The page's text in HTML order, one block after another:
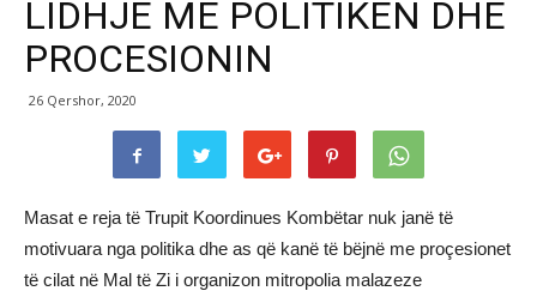
LIDHJE ME POLITIKËN DHE
PROCESIONIN
26 Qershor, 2020
Masat e reja të Trupit Koordinues Kombëtar nuk janë të
motivuara nga politika dhe as që kanë të bëjnë me proçesionet
të cilat në Mal të Zi i organizon mitropolia malazeze